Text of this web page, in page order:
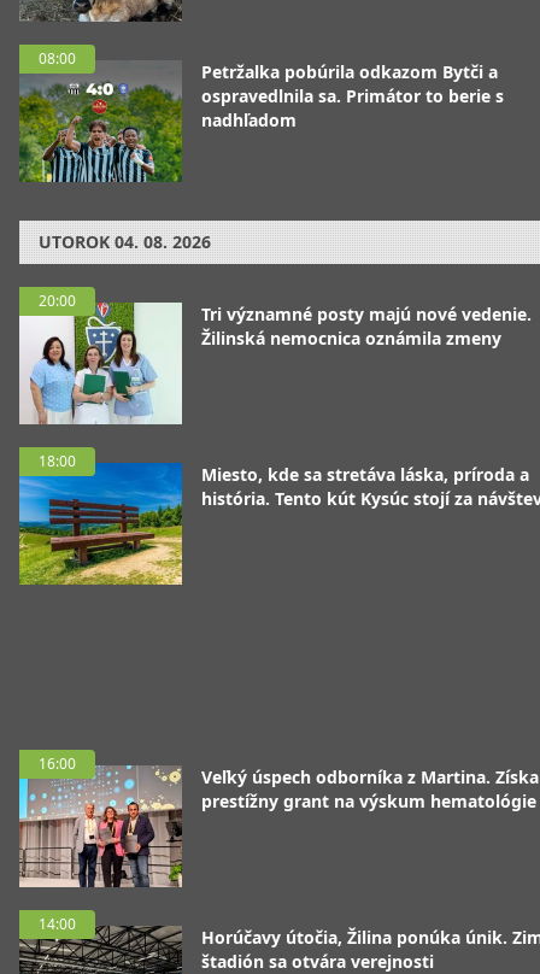
08:00
Petržalka pobúrila odkazom Bytči a
ospravedlnila sa. Primátor to berie s
nadhľadom
UTOROK 04. 08. 2026
20:00
Tri významné posty majú nové vedenie.
Žilinská nemocnica oznámila zmeny
18:00
Miesto, kde sa stretáva láska, príroda a
história. Tento kút Kysúc stojí za
16:00
Veľký úspech odborníka z Martina.
prestížny grant na výskum hematológie
14:00
Horúčavy útočia, Žilina ponúka únik.
štadión sa otvára verejnosti